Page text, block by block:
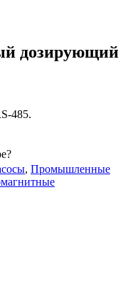
дозирующий
485.
, Промышленные